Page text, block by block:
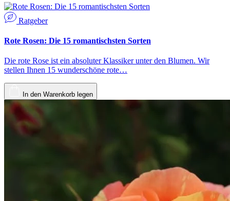
Ratgeber
Rote Rosen: Die 15 romantischsten Sorten
Die rote Rose ist ein absoluter Klassiker unter den Blumen. Wir
stellen Ihnen 15 wunderschöne rote…
In den Warenkorb legen